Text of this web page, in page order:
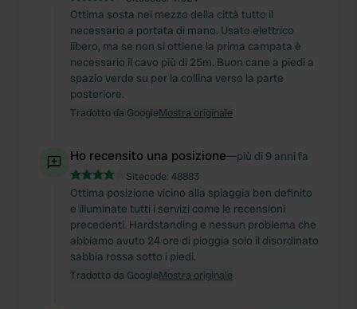
Ottima sosta nel mezzo della città tutto il
necessario a portata di mano. Usato elettrico
libero, ma se non si ottiene la prima campata è
necessario il cavo più di 25m. Buon cane a piedi a
spazio verde su per la collina verso la parte
posteriore.
Tradotto da GoogleMostra originale
Ho recensito una posizione—più di 9 anni fa
Sitecode: 48883
Ottima posizione vicino alla spiaggia ben definito
e illuminate tutti i servizi come le recensioni
precedenti. Hardstanding e nessun problema che
abbiamo avuto 24 ore di pioggia solo il disordinato
sabbia rossa sotto i piedi.
Tradotto da GoogleMostra originale